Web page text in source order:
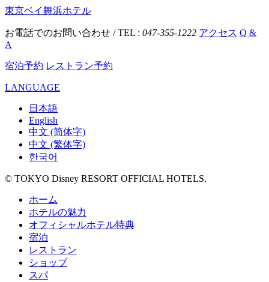
東京ベイ舞浜ホテル
お電話でのお問い合わせ / TEL : 047-355-1222 アクセス Q &
A
宿泊予約 レストラン予約
LANGUAGE
日本語
English
中文 (简体字)
中文 (繁体字)
한국어
© TOKYO Disney RESORT OFFICIAL HOTELS.
ホーム
ホテルの魅力
オフィシャルホテル特典
宿泊
レストラン
ショップ
スパ